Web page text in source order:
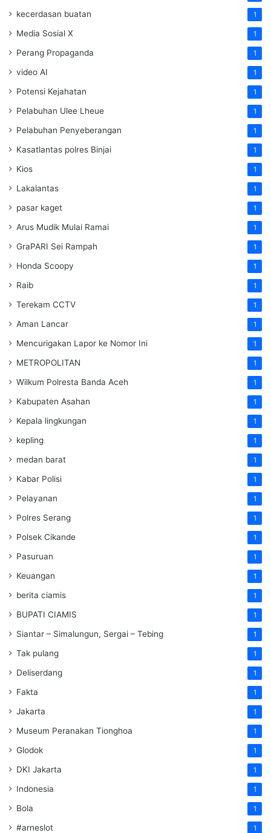
kecerdasan buatan 1
Media Sosial X 1
Perang Propaganda 1
video AI 1
Potensi Kejahatan 1
Pelabuhan Ulee Lheue 1
Pelabuhan Penyeberangan 1
Kasatlantas polres Binjai 1
Kios 1
Lakalantas 1
pasar kaget 1
Arus Mudik Mulai Ramai 1
GraPARI Sei Rampah 1
Honda Scoopy 1
Raib 1
Terekam CCTV 1
Aman Lancar 1
Mencurigakan Lapor ke Nomor Ini 1
METROPOLITAN 1
Wilkum Polresta Banda Aceh 1
Kabupaten Asahan 1
Kepala lingkungan 1
kepling 1
medan barat 1
Kabar Polisi 1
Pelayanan 1
Polres Serang 1
Polsek Cikande 1
Pasuruan 1
Keuangan 1
berita ciamis 1
BUPATI CIAMIS 1
Siantar – Simalungun, Sergai – Tebing 1
Tak pulang 1
Deliserdang 1
Fakta 1
Jakarta 1
Museum Peranakan Tionghoa 1
Glodok 1
DKI Jakarta 1
Indonesia 1
Bola 1
#arneslot 1